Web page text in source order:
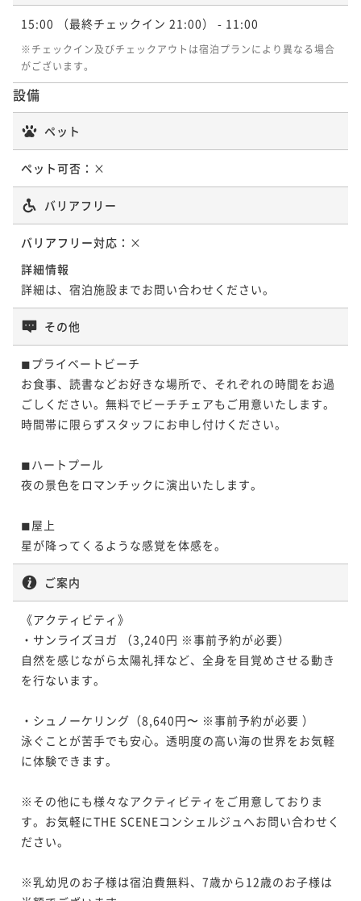
15:00 （最終チェックイン 21:00） - 11:00
※チェックイン及びチェックアウトは宿泊プランにより異なる場合
がございます。
設備
ペット
ペット可否： ×
バリアフリー
バリアフリー対応： ×
詳細情報
詳細は、宿泊施設までお問い合わせください。
その他
◼︎プライベートビーチ
お食事、読書などお好きな場所で、それぞれの時間をお過
ごしください。無料でビーチチェアもご用意いたします。
時間帯に限らずスタッフにお申し付けください。
◼︎ハートプール
夜の景色をロマンチックに演出いたします。
◼︎屋上
星が降ってくるような感覚を体感を。
ご案内
《アクティビティ》
・サンライズヨガ （3,240円 ※事前予約が必要）
自然を感じながら太陽礼拝など、全身を目覚めさせる動き
を行ないます。
・シュノーケリング（8,640円〜 ※事前予約が必要 ）
泳ぐことが苦手でも安心。透明度の高い海の世界をお気軽
に体験できます。
※その他にも様々なアクティビティをご用意しておりま
す。お気軽にTHE SCENEコンシェルジュへお問い合わせく
ださい。
※乳幼児のお子様は宿泊費無料、7歳から12歳のお子様は